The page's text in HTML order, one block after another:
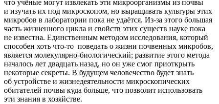
что учёные могут извлекать эти микроорганизмы из почвы
и изучать их под микроскопом, но выращивать культуры этих
микробов в лаборатории пока не удаётся. Из-за этого большая
часть жизненного цикла и свойств этих существ науке пока
не известна. Единственным методом исследования, который
способен хоть что-то поведать о жизни почвенных микробов,
является молекулярно-биологический; развитие этого метода
началось лет двадцать назад, но он уже смог приоткрыть
некоторые секреты. В будущем человечество будет знать
об устройстве и жизнедеятельности микроскопических
обитателей почвы куда больше, что позволит использовать
эти знания в хозяйстве.